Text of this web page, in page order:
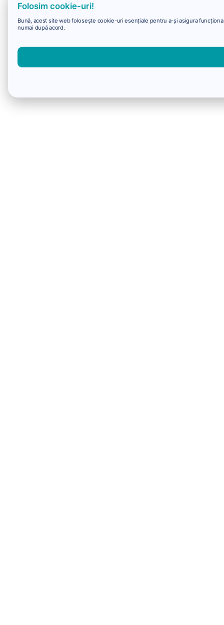
Folosim cookie-uri!
Bună, acest site web folosește cookie-uri esențiale pentru a-și asigura
numai după acord.